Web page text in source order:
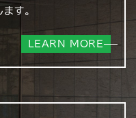
す。
LEARN MORE